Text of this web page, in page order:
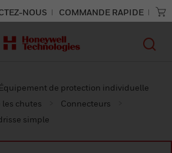
NOUS COMMANDE RAPIDE
Équipement de protection individuelle
les chutes
Connecteurs
simple